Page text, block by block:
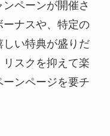
ペーンが開催さ
ナスや、特定の
い特典が盛りだ
リスクを抑えて楽
ーンページを要チ